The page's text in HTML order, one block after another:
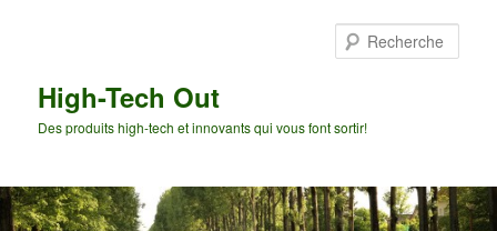
High-Tech Out
Des produits high-tech et innovants qui vous font sortir!